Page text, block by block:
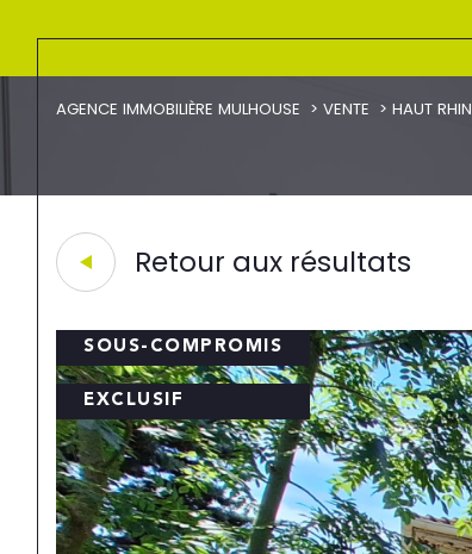
AGENCE IMMOBILIÈRE MULHOUSE VENTE HAUT RHIN
Retour aux résultats
SOUS-COMPROMIS
EXCLUSIF